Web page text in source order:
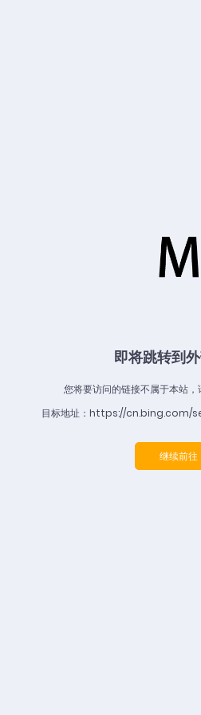
即将跳转到
您将要访问的链接不属于本站，
目标地址：https://cn.bing.com/
继续前往